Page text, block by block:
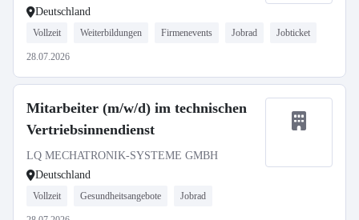
Deutschland
Vollzeit Weiterbildungen Firmenevents Jobrad Jobticket
28.07.2026
Mitarbeiter (m/w/d) im technischen
Vertriebsinnendienst
LQ MECHATRONIK-SYSTEME GMBH
Deutschland
Vollzeit Gesundheitsangebote Jobrad